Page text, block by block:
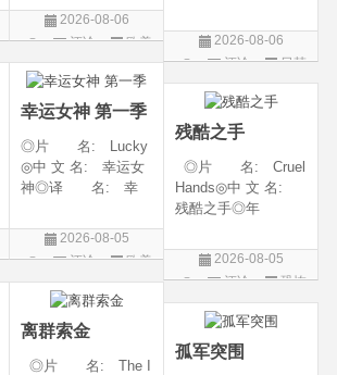
ears of Solitude/One
Hundred Years of So
寂/百年孤寂：第一
部(台)/百年孤
2026-08-06
评论
欧美
剧
A Shop for Killers S
2 / A Shop for Killers
代: 2026◎产
地: 韩国
2026-08-06
评论
日韩
剧
幸运女神 第一季
◎片 名: Lucky
◎中 文 名: 幸运女
神◎译 名: 幸
6◎产 地: 美国
◎类 别: 剧情 /
英语◎上映日期: 2
026-07-15(美国)
2026-08-05
评论
欧美
剧
残酷之手
◎片 名: Cruel
Hands◎中 文 名:
残酷之手◎年
地: 澳大利亚◎
类 别: 惊悚 / 恐
语◎上映日期: 202
6-07-24(澳大利亚)
2026-08-05
评论
恐怖
片
离群索金
◎片 名: The I
孤军突围